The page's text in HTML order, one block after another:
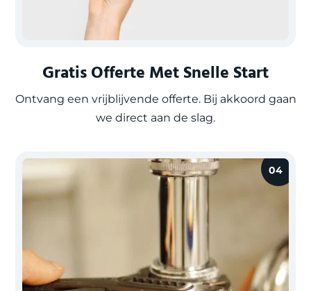
Gratis Offerte Met Snelle Start
Ontvang een vrijblijvende offerte. Bij akkoord gaan
we direct aan de slag.
04